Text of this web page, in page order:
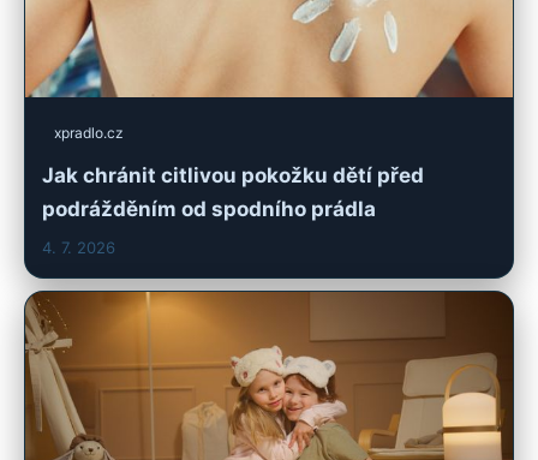
xpradlo.cz
Jak chránit citlivou pokožku dětí před
podrážděním od spodního prádla
4. 7. 2026